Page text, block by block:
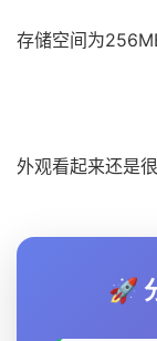
存储空间为
外观看起来还是很
🚀